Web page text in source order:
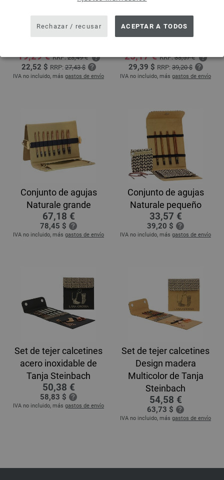
Rechazar / recusar ACEPTAR A TODOS
Conjunto de agujas de
19,29 €RRP:23,49 €
22,52 $ RRP:27,43 $
IVA no incluido, más gastos de envío
25,17 €RRP:33,57 €
29,39 $ RRP:39,20 $
IVA no incluido, más gastos de envío
Conjunto de agujas
Naturale grande
67,18 €
78,45 $
IVA no incluido, más gastos de envío
Conjunto de agujas
Naturale pequeño
33,57 €
39,20 $
IVA no incluido, más gastos de envío
Set de tejer calcetines
acero inoxidable de
Tanja Steinbach
50,38 €
58,83 $
IVA no incluido, más gastos de envío
Set de tejer calcetines
Design madera
Multicolor de Tanja
Steinbach
54,58 €
63,73 $
IVA no incluido, más gastos de envío